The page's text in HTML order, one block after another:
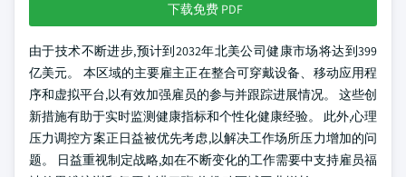
下载免费 PDF
由于技术不断进步,预计到2032年北美公司健康市场将达到399
亿美元。 本区域的主要雇主正在整合可穿戴设备、移动应用程
序和虚拟平台,以有效加强雇员的参与并跟踪进展情况。 这些创
新措施有助于实时监测健康指标和个性化健康经验。 此外,心理
压力调控方案正日益被优先考虑,以解决工作场所压力增加的问
题。 日益重视制定战略,如在不断变化的工作需要中支持雇员福